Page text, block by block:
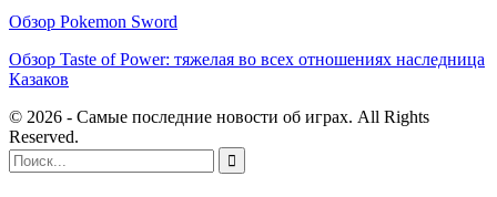
Обзор Pokemon Sword
Обзор Taste of Power: тяжелая во всех отношениях наследница
Казаков
© 2026 - Самые последние новости об играх. All Rights
Reserved.